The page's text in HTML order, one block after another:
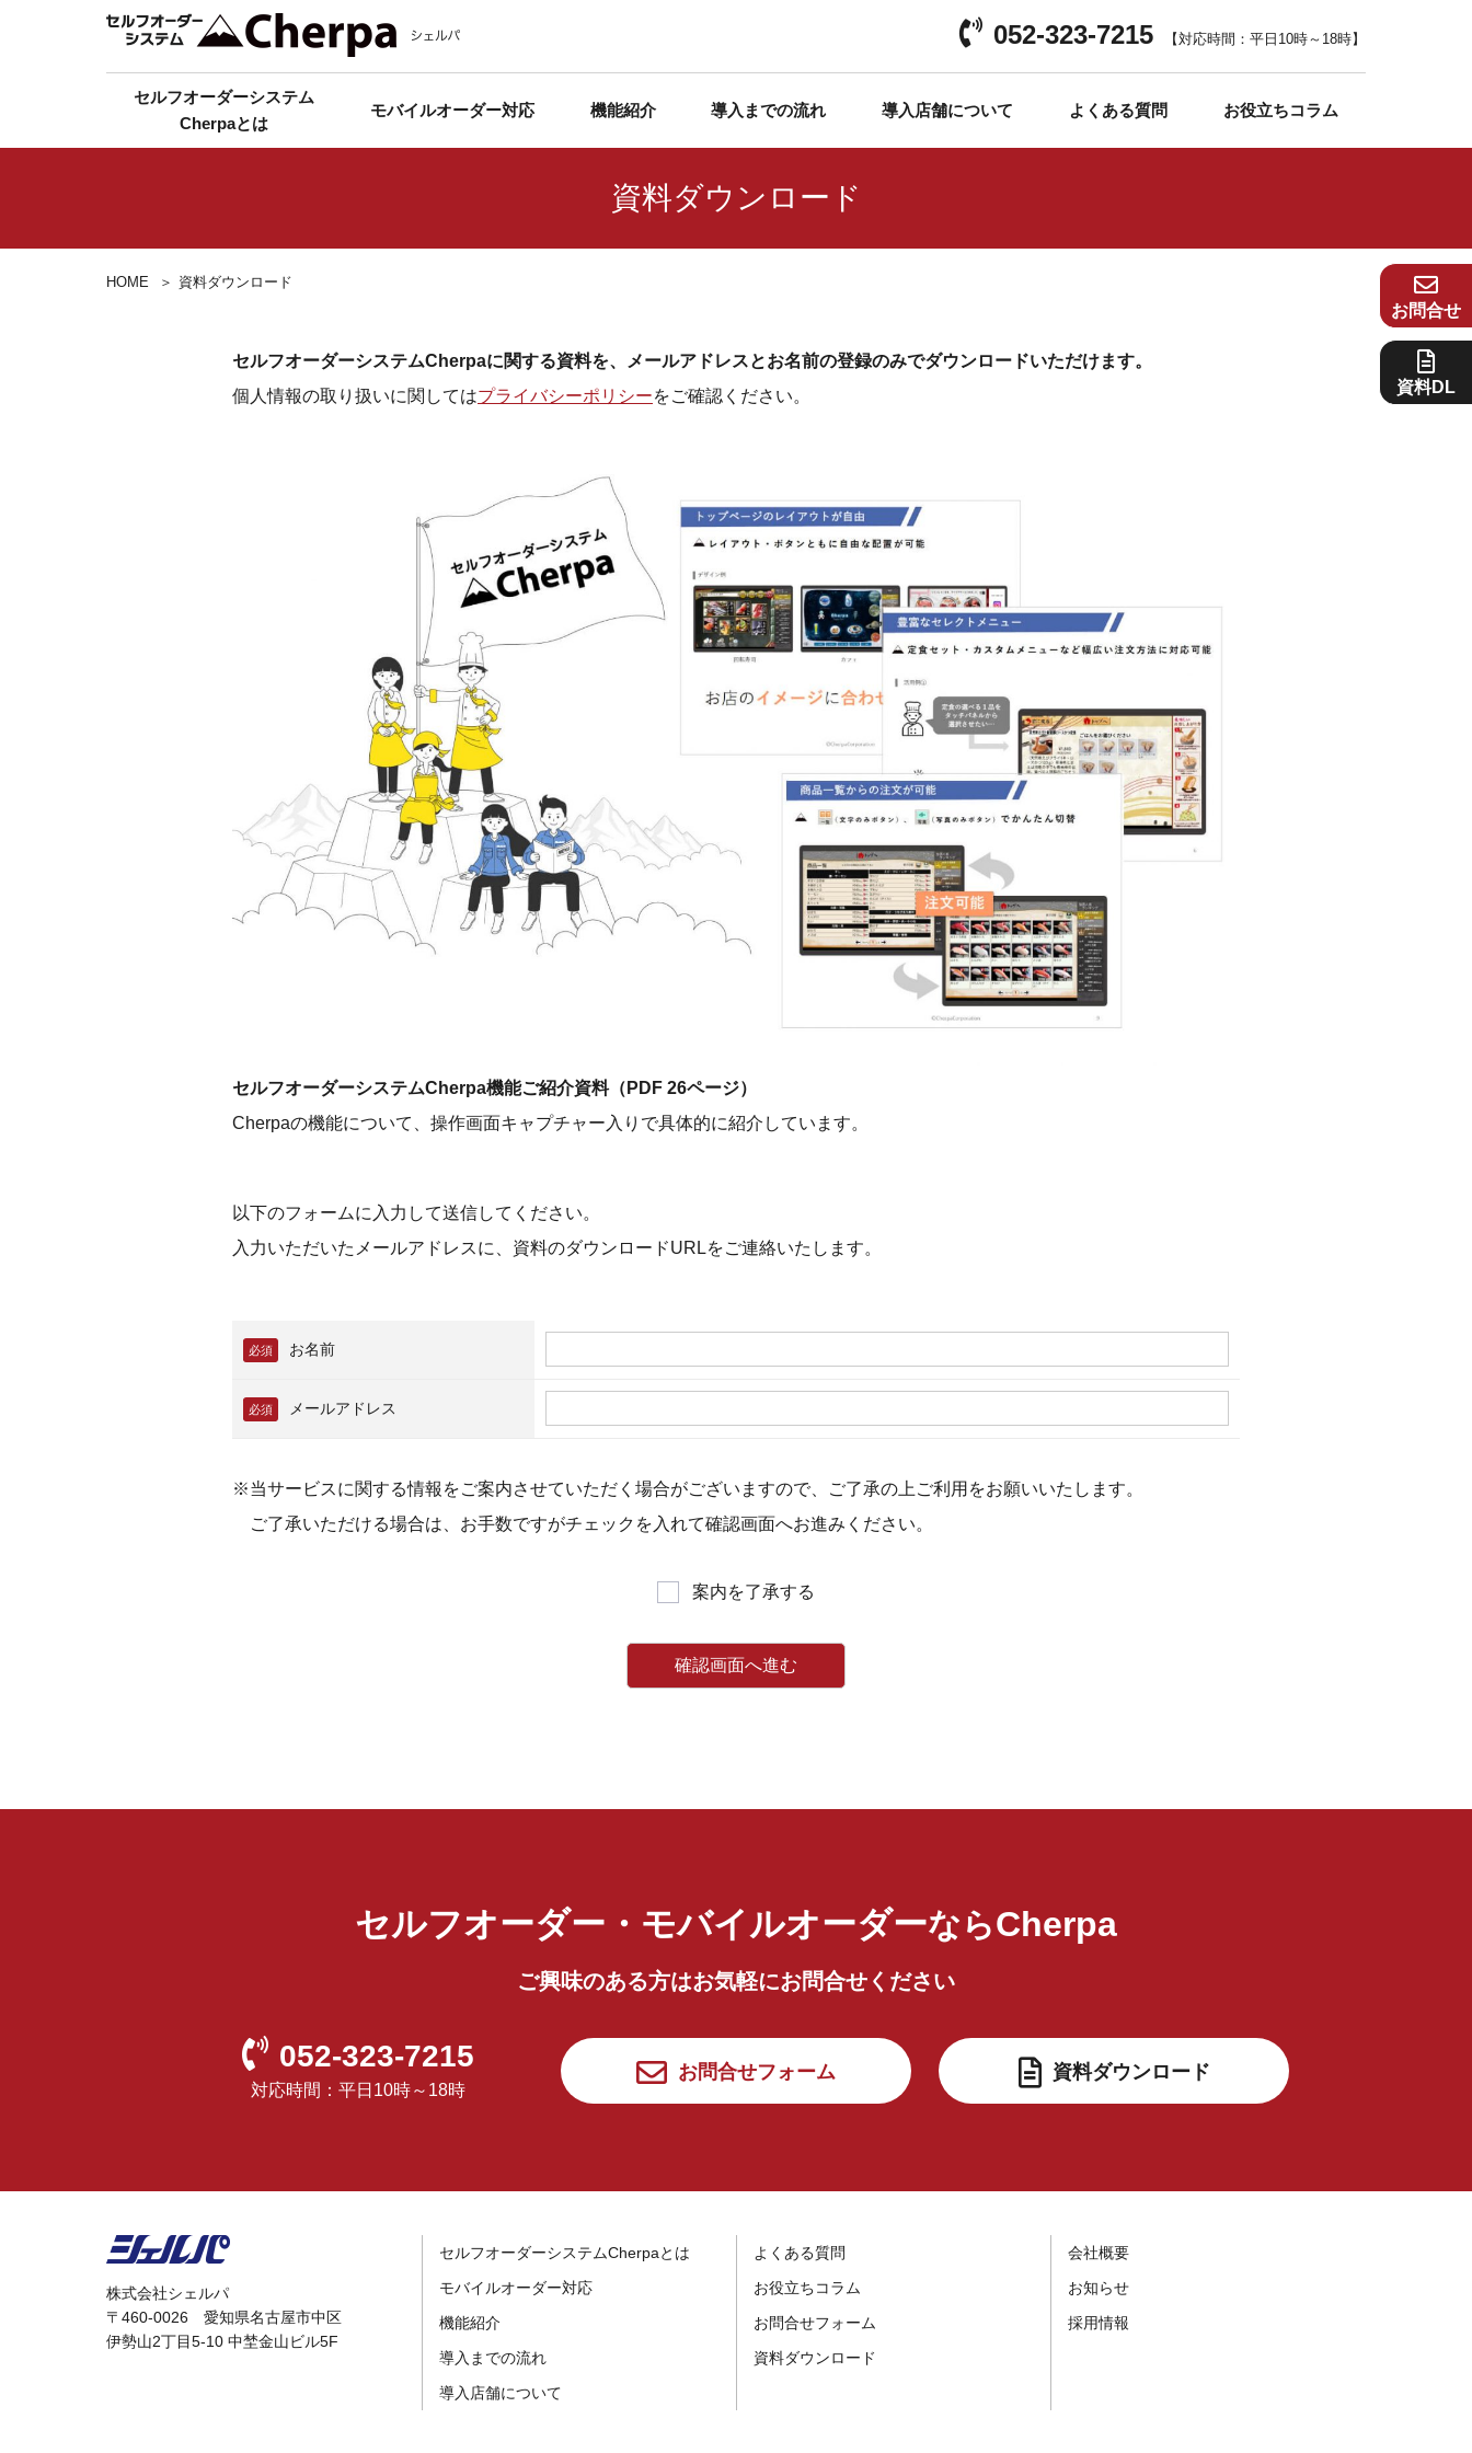
052-323-7215 【対応時間：平日10時～18時】
セルフオーダーシステム
Cherpaとは
モバイルオーダー対応 機能紹介 導入までの流れ 導入店舗について よくある質問 お役立ちコラム
資料ダウンロード
HOME 資料ダウンロード
セルフオーダーシステムCherpaに関する資料を、メールアドレスとお名前の登録のみでダウンロードいただけます。
個人情報の取り扱いに関してはプライバシーポリシーをご確認ください。
セルフオーダーシステムCherpa機能ご紹介資料（PDF 26ページ）
Cherpaの機能について、操作画面キャプチャー入りで具体的に紹介しています。
以下のフォームに入力して送信してください。
入力いただいたメールアドレスに、資料のダウンロードURLをご連絡いたします。
必須 お名前
必須 メールアドレス
※当サービスに関する情報をご案内させていただく場合がございますので、ご了承の上ご利用をお願いいたします。
ご了承いただける場合は、お手数ですがチェックを入れて確認画面へお進みください。
案内を了承する
セルフオーダー・モバイルオーダーならCherpa
ご興味のある方はお気軽にお問合せください
052-323-7215
対応時間：平日10時～18時
お問合せフォーム 資料ダウンロード
株式会社シェルパ
〒460-0026 愛知県名古屋市中区
伊勢山2丁目5-10 中埜金山ビル5F
セルフオーダーシステムCherpaとは
モバイルオーダー対応
機能紹介
導入までの流れ
導入店舗について
よくある質問
お役立ちコラム
お問合せフォーム
資料ダウンロード
会社概要
お知らせ
採用情報
お問合せ
資料DL